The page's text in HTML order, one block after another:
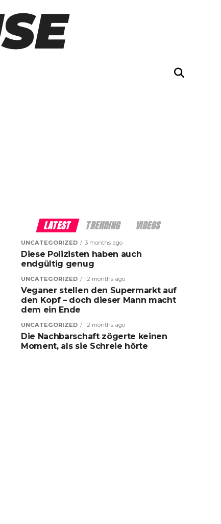
LATEST TRENDING VIDEOS
UNCATEGORIZED 3 months ago
Diese Polizisten haben auch
endgültig genug
UNCATEGORIZED 12 months ago
Veganer stellen den Supermarkt auf
den Kopf – doch dieser Mann macht
dem ein Ende
UNCATEGORIZED 12 months ago
Die Nachbarschaft zögerte keinen
Moment, als sie Schreie hörte